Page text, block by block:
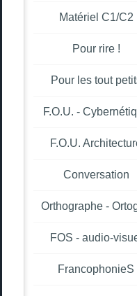
Matériel C1/C2
Pour rire !
Pour les tout
F.O.U. -
F.O.U.
Conversation
Orthographe -
FOS - audio-
FrancophonieS